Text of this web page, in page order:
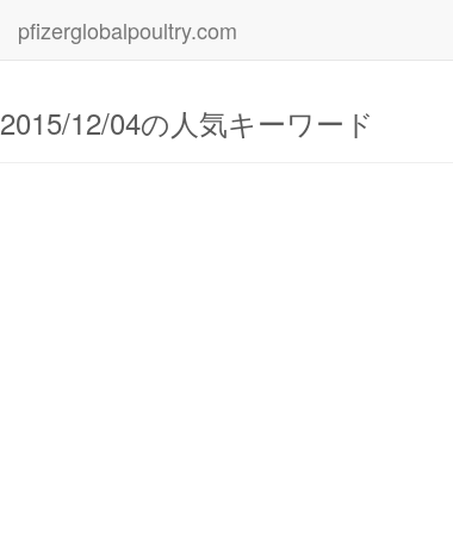
pfizerglobalpoultry.com
2015/12/04の人気キーワード